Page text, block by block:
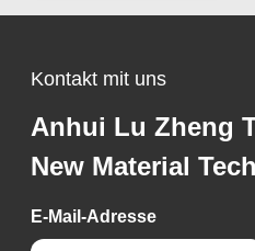
Kontakt mit uns
Anhui Lu Zheng
New Material
E-Mail-Adresse